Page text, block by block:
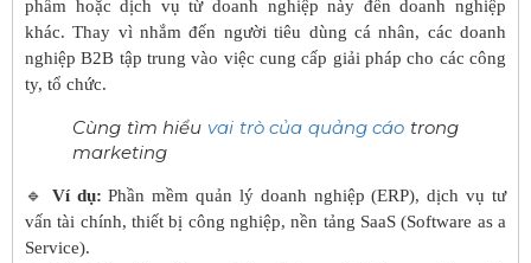
phẩm hoặc dịch vụ từ doanh nghiệp này đến doanh nghiệp
khác. Thay vì nhắm đến người tiêu dùng cá nhân, các doanh
nghiệp B2B tập trung vào việc cung cấp giải pháp cho các công
ty, tổ chức.
Cùng tìm hiểu vai trò của quảng cáo trong
marketing
🔹 Ví dụ: Phần mềm quản lý doanh nghiệp (ERP), dịch vụ tư
vấn tài chính, thiết bị công nghiệp, nền tảng SaaS (Software as a
Service).